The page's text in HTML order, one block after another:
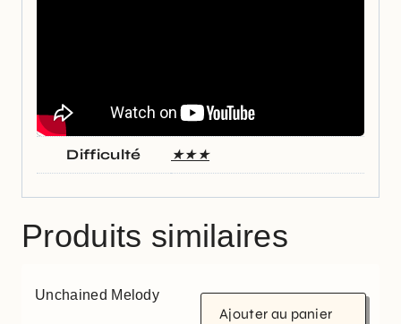
Difficulté ★★★
Produits similaires
Unchained Melody
Ajouter au panier